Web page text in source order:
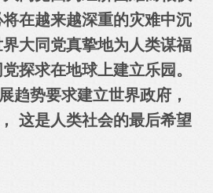
在越来越深重的灾难中沉
大同党真挚地为人类谋福
探求在地球上建立乐园。
趋势要求建立世界政府，
这是人类社会的最后希望